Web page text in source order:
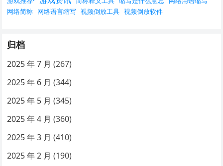
网络简称 网络语言缩写 视频倒放工具 视频倒放软件
归档
2025 年 7 月 (267)
2025 年 6 月 (344)
2025 年 5 月 (345)
2025 年 4 月 (360)
2025 年 3 月 (410)
2025 年 2 月 (190)